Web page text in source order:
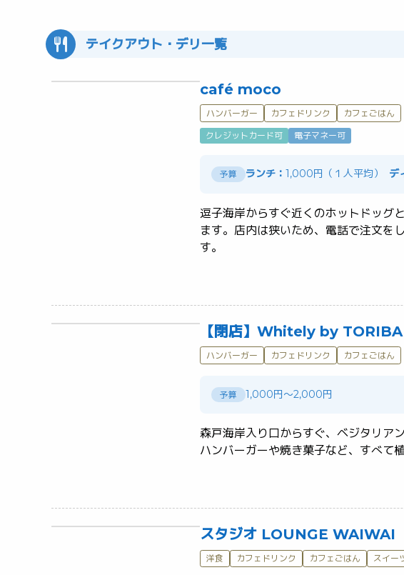
テイクアウト・デリ一覧
café moco
ハンバーガー カフェドリンク カフェごはん
クレジットカード可 電子マネー可
予算 ランチ：1,000円（１人平均） デ
逗子海岸からすぐ近くのホットドッグ
ます。店内は狭いため、電話で注文を
【閉店】Whitely by
ハンバーガー カフェドリンク カフェごはん
予算 1,000円～2,000円
森戸海岸入り口からすぐ、ベジタリア
スタジオ LOUNGE WAIWAI
洋食 カフェドリンク カフェごはん スイー